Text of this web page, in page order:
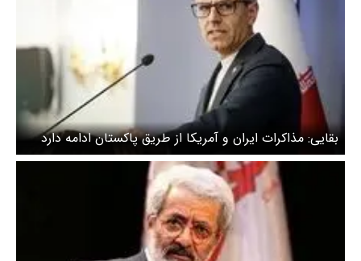
بقایی: مذاکرات ایران و آمریکا از طریق پاکستان ادامه دارد